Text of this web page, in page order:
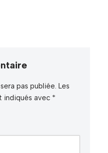
pas publiée. Les
indiqués avec *